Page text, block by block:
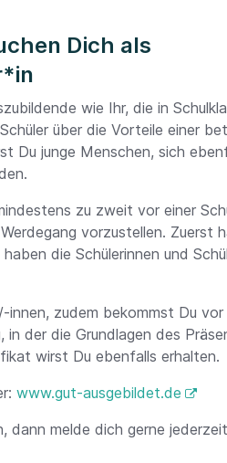
Dich als
wie Ihr, die in
über die Vorteile einer
Du junge Menschen, sich
zu zweit vor einer
vorzustellen. Zuerst
die Schülerinnen und
zudem bekommst Du vor
der die Grundlagen des
wirst Du ebenfalls erhalten.
www.gut-ausgebildet.de
dann melde dich gerne